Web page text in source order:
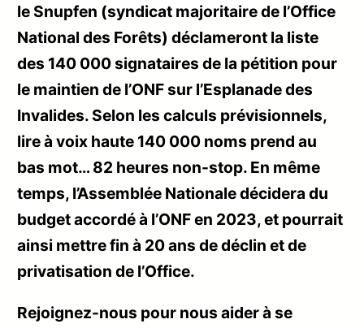
le Snupfen (syndicat majoritaire de l’Office
National des Forêts) déclameront la liste
des 140 000 signataires de la pétition pour
le maintien de l’ONF sur l’Esplanade des
Invalides. Selon les calculs prévisionnels,
lire à voix haute 140 000 noms prend au
bas mot… 82 heures non-stop. En même
temps, l’Assemblée Nationale décidera du
budget accordé à l’ONF en 2023, et pourrait
ainsi mettre fin à 20 ans de déclin et de
privatisation de l’Office.
Rejoignez-nous pour nous aider à se